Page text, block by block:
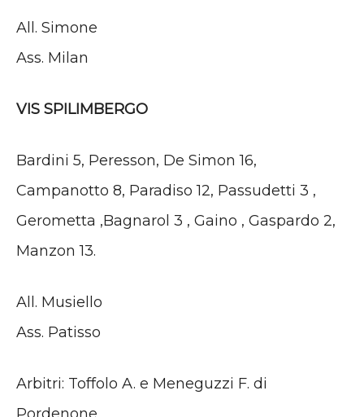
All. Simone
Ass. Milan
VIS SPILIMBERGO
Bardini 5, Peresson, De Simon 16,
Campanotto 8, Paradiso 12, Passudetti 3 ,
Gerometta ,Bagnarol 3 , Gaino , Gaspardo 2,
Manzon 13.
All. Musiello
Ass. Patisso
Arbitri: Toffolo A. e Meneguzzi F. di